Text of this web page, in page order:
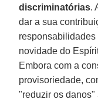
discriminatórias.
dar a sua
novidade do
Embora com a
provisoriedade,
"reduzir os